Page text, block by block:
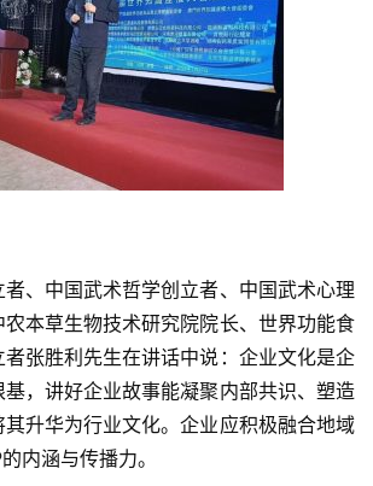
、中国武术哲学创立者、中国武术心理
本草生物技术研究院院长、世界功能食
张胜利先生在讲话中说：企业文化是企
，讲好企业故事能凝聚内部共识、塑造
升华为行业文化。企业应积极融合地域
内涵与传播力。